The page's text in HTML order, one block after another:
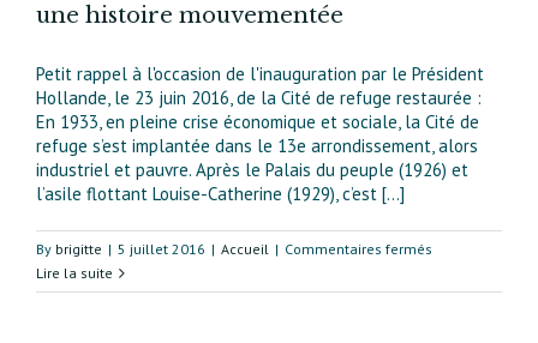
de
une histoire mouvementée
Petit rappel à l'occasion de l'inauguration par le Président
Hollande, le 23 juin 2016, de la Cité de refuge restaurée :
En 1933, en pleine crise économique et sociale, la Cité de
refuge s’est implantée dans le 13e arrondissement, alors
industriel et pauvre. Après le Palais du peuple (1926) et
l’asile flottant Louise-Catherine (1929), c’est [...]
By brigitte | 5 juillet 2016 | Accueil | Commentaires fermés
Cité
Lire la suite